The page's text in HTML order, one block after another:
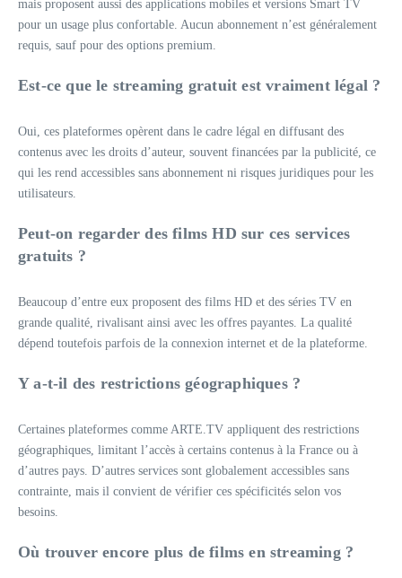
mais proposent aussi des applications mobiles et versions Smart TV
pour un usage plus confortable. Aucun abonnement n’est généralement
requis, sauf pour des options premium.
Est-ce que le streaming gratuit est vraiment légal ?
Oui, ces plateformes opèrent dans le cadre légal en diffusant des
contenus avec les droits d’auteur, souvent financées par la publicité, ce
qui les rend accessibles sans abonnement ni risques juridiques pour les
utilisateurs.
Peut-on regarder des films HD sur ces services
gratuits ?
Beaucoup d’entre eux proposent des films HD et des séries TV en
grande qualité, rivalisant ainsi avec les offres payantes. La qualité
dépend toutefois parfois de la connexion internet et de la plateforme.
Y a-t-il des restrictions géographiques ?
Certaines plateformes comme ARTE.TV appliquent des restrictions
géographiques, limitant l’accès à certains contenus à la France ou à
d’autres pays. D’autres services sont globalement accessibles sans
contrainte, mais il convient de vérifier ces spécificités selon vos
besoins.
Où trouver encore plus de films en streaming ?